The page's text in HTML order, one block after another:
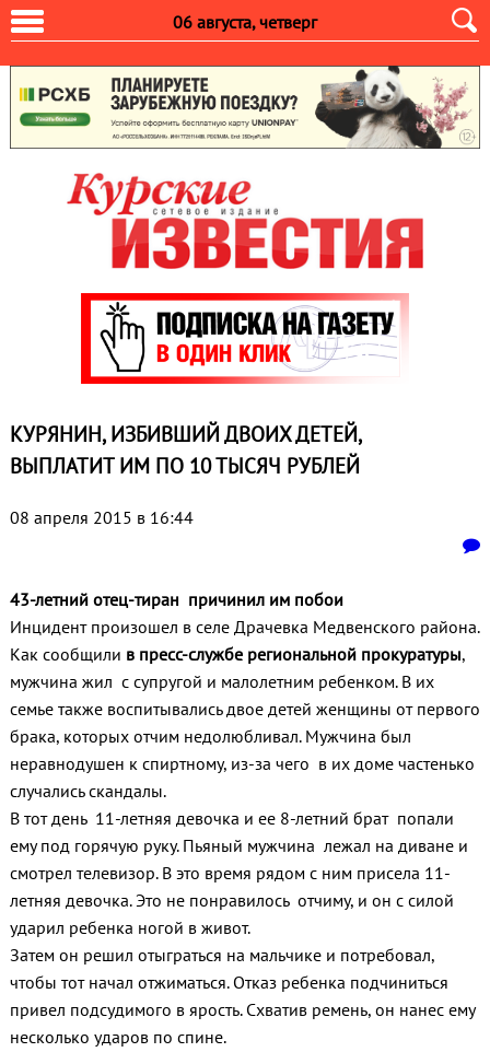
06 августа, четверг
КУРЯНИН, ИЗБИВШИЙ ДВОИХ ДЕТЕЙ,
ВЫПЛАТИТ ИМ ПО 10 ТЫСЯЧ РУБЛЕЙ
08 апреля 2015 в 16:44
43-летний отец-тиран причинил им побои
Инцидент произошел в селе Драчевка Медвенского района.
Как сообщили в пресс-службе региональной прокуратуры,
мужчина жил с супругой и малолетним ребенком. В их
семье также воспитывались двое детей женщины от первого
брака, которых отчим недолюбливал. Мужчина был
неравнодушен к спиртному, из-за чего в их доме частенько
случались скандалы.
В тот день 11-летняя девочка и ее 8-летний брат попали
ему под горячую руку. Пьяный мужчина лежал на диване и
смотрел телевизор. В это время рядом с ним присела 11-
летняя девочка. Это не понравилось отчиму, и он с силой
ударил ребенка ногой в живот.
Затем он решил отыграться на мальчике и потребовал,
чтобы тот начал отжиматься. Отказ ребенка подчиниться
привел подсудимого в ярость. Схватив ремень, он нанес ему
несколько ударов по спине.